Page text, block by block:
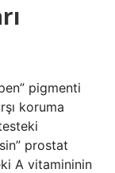
pigmenti
koruma
prostat
A vitamininin